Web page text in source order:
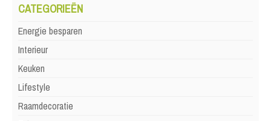
CATEGORIEËN
Energie besparen
Interieur
Keuken
Lifestyle
Raamdecoratie